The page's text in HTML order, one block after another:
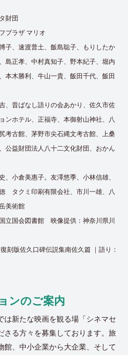
財団
プラザ マリオ
子、速渡普土、飯島聡子、もりしたか
島正孝、中村真知子、野本紀子、堀内
本木勝利、牛山一貴、飯田千代、飯田
、昔ばなし語りの会あかり、佐久市佐
ンホテル、正福寺、本御射山神社、八
考古館、茅野市尖石縄文考古館、上桑
公益財団法人八十二文化財団、おかん
、小倉美惠子。友澤悠季、小林信雄、
タクミ印刷有限会社、市川一雄、八
美術館
立国会図書館 映像提供：神奈川県川
復刻版佐久口碑伝説集南佐久篇 ｜語り：
ンのご案内
新たな映画を観る場「シネマセ
さる方々を募集しております。旅
館、中小企業から大企業、そして